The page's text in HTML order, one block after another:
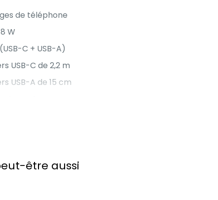
de téléphone
W
C + USB-A)
USB-C de 2,2 m
USB-A de 15 cm
du téléphone restaurée en seulement 40
être aussi